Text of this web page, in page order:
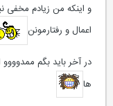
و اینکه من زیادم مخفی
اعمال و رفتارمونن
در آخر باید بگم ممدوووو